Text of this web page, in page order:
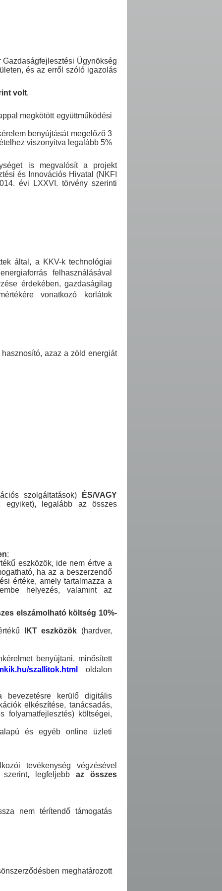
Ügynökség
és az erről szóló igazolás
volt,
megkötött együttműködési
benyújtását megelőző 3
viszonyítva legalább 5%
is megvalósít a projekt
és Innovációs Hivatal (NKFI
évi LXXVI. törvény szerinti
által, a KKV-k technológiai
felhasználásával
érdekében, gazdaságilag
vonatkozó korlátok
azaz a zöld energiát
szolgáltatások)
ÉS/VAGY
egyiket), legalább az összes
:
eszközök, ide nem értve a
ha az a beszerzendő
értéke, amely tartalmazza a
helyezés, valamint az
elszámolható költség 10%-
IKT eszközök (hardver,
benyújtani, minősített
szallitok.html
oldalon
kerülő digitális
elkészítése, tanácsadás,
folyamatfejlesztés) költségei,
és egyéb online üzleti
tevékenység végzésével
szerint, legfeljebbaz összes
nem térítendő támogatás
meghatározott